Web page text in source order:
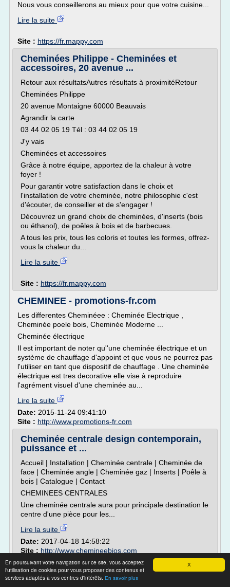
X
En poursuivant votre navigation sur ce site, vous acceptez
l'utilisation de cookies pour vous proposer des contenus et
services adaptés à vos centres d'intérêts. En savoir plus
Nous vous conseillerons au mieux pour que votre cuisine...
Lire la suite
Site : https://fr.mappy.com
Cheminées Philippe - Cheminées et
accessoires, 20 avenue ...
Retour aux résultatsAutres résultats à proximitéRetour
Cheminées Philippe
20 avenue Montaigne 60000 Beauvais
Agrandir la carte
03 44 02 05 19 Tél : 03 44 02 05 19
J'y vais
Cheminées et accessoires
Grâce à notre équipe, apportez de la chaleur à votre
foyer !
Pour garantir votre satisfaction dans le choix et
l'installation de votre cheminée, notre philosophie c'est
d'écouter, de conseiller et de s'engager !
Découvrez un grand choix de cheminées, d'inserts (bois
ou éthanol), de poêles à bois et de barbecues.
A tous les prix, tous les coloris et toutes les formes, offrez-
vous la chaleur du...
Lire la suite
Site : https://fr.mappy.com
CHEMINEE - promotions-fr.com
Les differentes Cheminéee : Cheminée Electrique ,
Cheminée poele bois, Cheminée Moderne ...
Cheminée électrique
Il est important de noter qu''une cheminée électrique et un
système de chauffage d'appoint et que vous ne pourrez pas
l'utiliser en tant que dispositif de chauffage . Une cheminée
électrique est tres decorative elle vise à reproduire
l'agrément visuel d'une cheminée au...
Lire la suite
Date: 2015-11-24 09:41:10
Site : http://www.promotions-fr.com
Cheminée centrale design contemporain,
puissance et ...
Accueil | Installation | Cheminée centrale | Cheminée de
face | Cheminée angle | Cheminée gaz | Inserts | Poêle à
bois | Catalogue | Contact
CHEMINEES CENTRALES
Une cheminée centrale aura pour principale destination le
centre d'une pièce pour les...
Lire la suite
Date: 2017-04-18 14:58:22
Site : http://www.chemineebios.com
Cheminée, insert et poele à pellet 62 -
Nature et Feu